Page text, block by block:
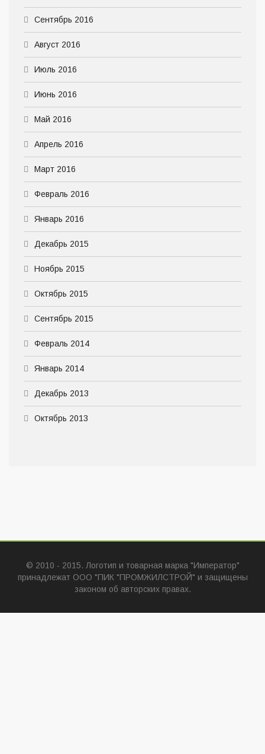
Сентябрь 2016
Август 2016
Июль 2016
Июнь 2016
Май 2016
Апрель 2016
Март 2016
Февраль 2016
Январь 2016
Декабрь 2015
Ноябрь 2015
Октябрь 2015
Сентябрь 2015
Февраль 2014
Январь 2014
Декабрь 2013
Октябрь 2013
© 2010 - 2015. Логотип и товарная марка "Император"
принадлежат ООО "ПИК "ПРОМЖИЛСТРОЙ" и защищены
законом об авторских правах.